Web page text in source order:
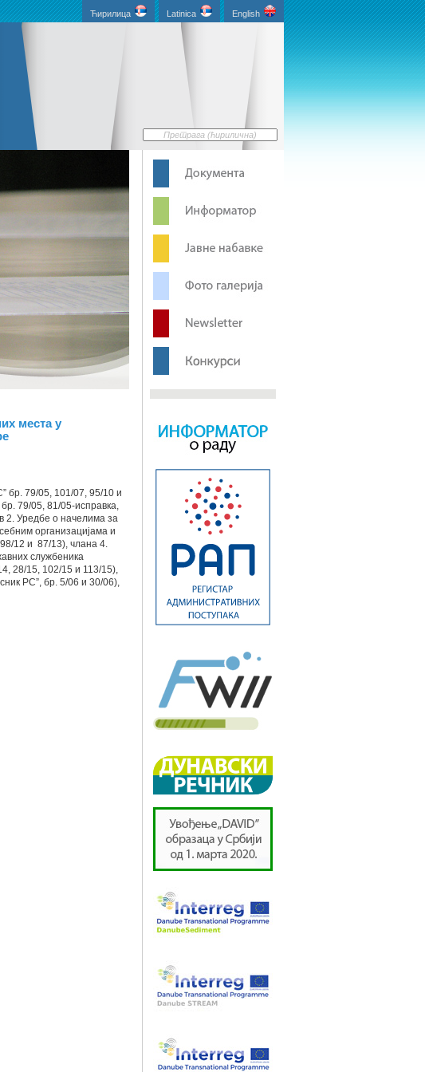
English
Latinica
Ћирилица
места у
бр. 79/05, 101/07, 95/10 и
79/05, 81/05-исправка,
2. Уредбе о начелима за
организацијама и
12 и 87/13), члана 4.
службеника
28/15, 102/15 и 113/15),
РС”, бр. 5/06 и 30/06),